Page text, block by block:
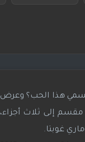
قناة ستار بلس الهندية عام 2011 باسم ماذا نسمي هذا الحب؟ وعرض
إلى ثلاث أجزاء،
غوبتا.